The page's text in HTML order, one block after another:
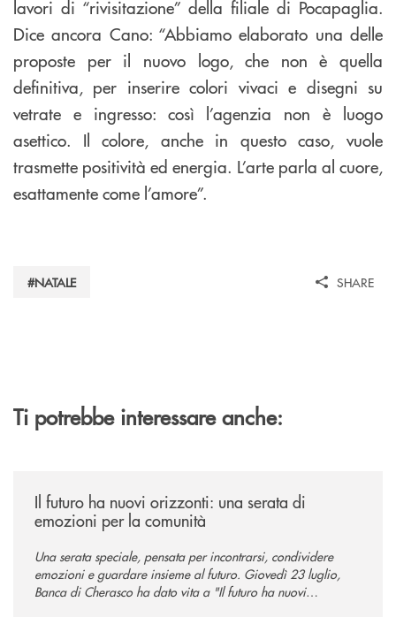
lavori di “rivisitazione” della filiale di Pocapaglia.
Dice ancora Cano: “Abbiamo elaborato una delle
proposte per il nuovo logo, che non è quella
definitiva, per inserire colori vivaci e disegni su
vetrate e ingresso: così l’agenzia non è luogo
asettico. Il colore, anche in questo caso, vuole
trasmette positività ed energia. L’arte parla al cuore,
esattamente come l’amore”.
#NATALE SHARE
Ti potrebbe interessare anche:
Il futuro ha nuovi orizzonti: una serata di
emozioni per la comunità
Una serata speciale, pensata per incontrarsi, condividere
emozioni e guardare insieme al futuro. Giovedì 23 luglio,
Banca di Cherasco ha dato vita a "Il futuro ha nuovi